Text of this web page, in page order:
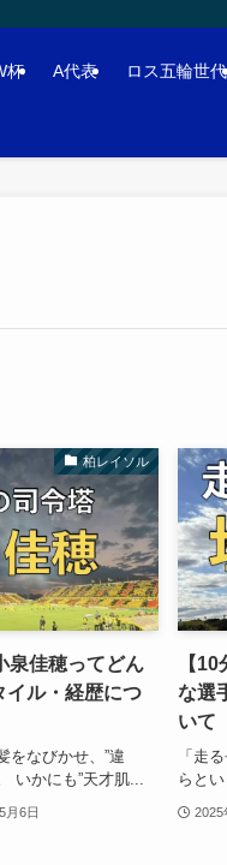
杯 A代表 ロス五輪世代
柏レイソル
泉佳穂ってどん
イル・経歴につ
をなびかせ、”違
いかにも”天才肌...
月6日
【
な選
いて
「走
らと
2025